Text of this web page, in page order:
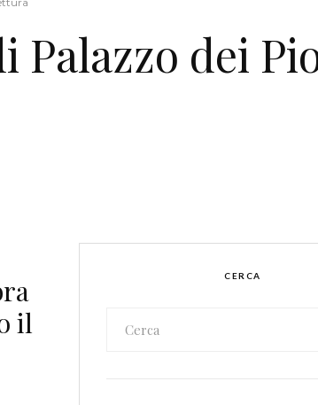
Palazzo dei
il
CERCA